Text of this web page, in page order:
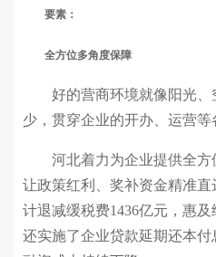
要素：
全方位多角度保障
好的营商环境就像阳光、
少，贯穿企业的开办、运营等
河北着力为企业提供全方
让政策红利、奖补资金精准
计退减缓税费1436亿元，惠
还实施了企业贷款延期还本